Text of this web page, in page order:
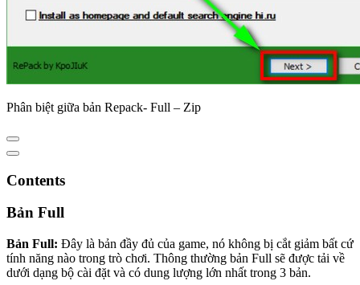
Phân biệt giữa bản Repack- Full – Zip
Contents
Bản Full
Bản Full: Đây là bản đầy đủ của game, nó không bị cắt giảm bất cứ
tính năng nào trong trò chơi. Thông thường bản Full sẽ được tải về
dưới dạng bộ cài đặt và có dung lượng lớn nhất trong 3 bản.